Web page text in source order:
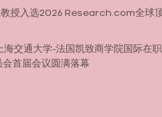
教授入选2026 Research.com全球
海交通大学-法国凯致商学院国际在职
会首届会议圆满落幕